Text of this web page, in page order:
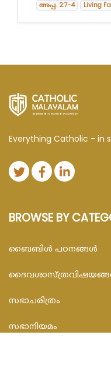
അപ്പ. 2:7-4
Living
Everything Catholic - in
BROWSE BY
ബൈബിള്‍ പഠനങ്ങള്‍
സഭാചരിത്രം
സഭാനിയമം